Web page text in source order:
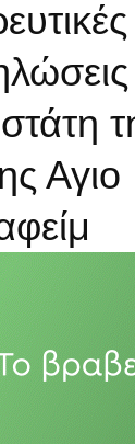
Αγιο